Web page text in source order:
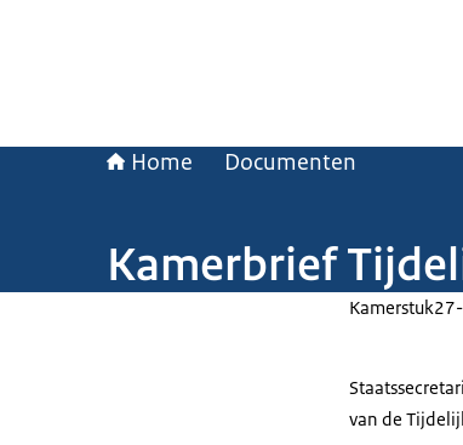
Home Documenten
Kamerbrief
Kamerstuk
van de